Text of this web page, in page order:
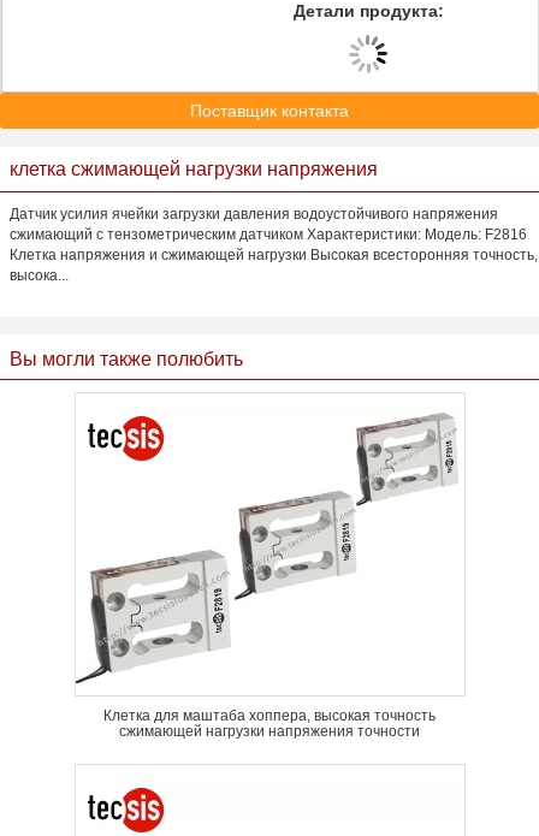
Детали продукта:
Поставщик контакта
клетка сжимающей нагрузки напряжения
Датчик усилия ячейки загрузки давления водоустойчивого напряжения
сжимающий с тензометрическим датчиком Характеристики: Модель: F2816
Клетка напряжения и сжимающей нагрузки Высокая всесторонняя точность,
высока...
Вы могли также полюбить
Клетка для маштаба хоппера, высокая точность
сжимающей нагрузки напряжения точности